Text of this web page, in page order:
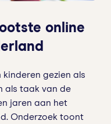
online
gezien als
als taak van de
jaren aan het
Onderzoek toont